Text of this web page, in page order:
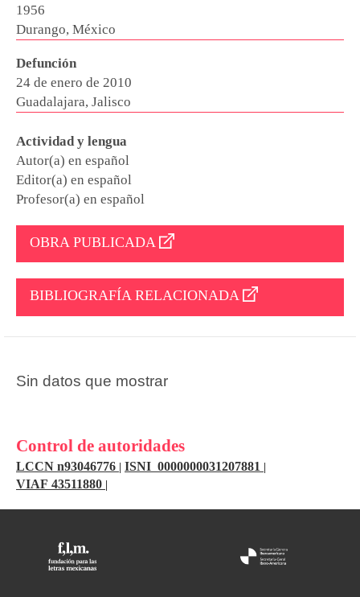
1956
Durango, México
Defunción
24 de enero de 2010
Guadalajara, Jalisco
Actividad y lengua
Autor(a) en español
Editor(a) en español
Profesor(a) en español
OBRA PUBLICADA
BIBLIOGRAFÍA RELACIONADA
Sin datos que mostrar
Control de autoridades
LCCN n93046776 | ISNI 0000000031207881 |
VIAF 43511880 |